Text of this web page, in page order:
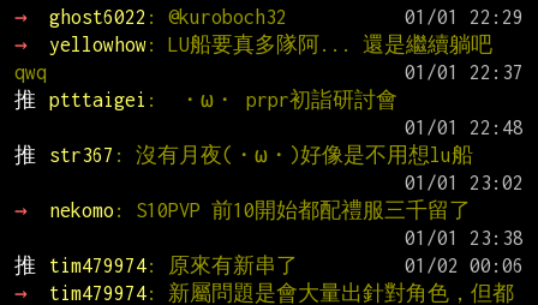
→ ghost6022 : @kuroboch32
→
yellowhow: LU船要真多隊阿... 還是繼續躺吧
qwq
推
ptttaigei :  ・ω・ prpr初詣研討會
推
str367 : 沒有月夜(・ω・)好像是不用想lu船
→
nekomo : S10PVP 前10開始都配禮服三千留了
推
tim479974: 原來有新串了
→
tim479974: 新屬問題是會大量出針對角色，但都